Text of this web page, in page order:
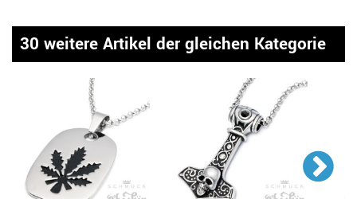
30 weitere Artikel der gleichen Kategorie